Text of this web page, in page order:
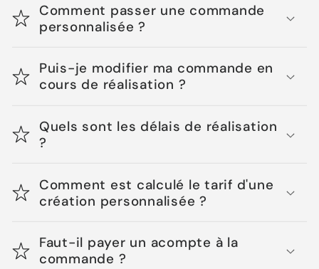
Comment passer une commande
personnalisée ?
Puis-je modifier ma commande en
cours de réalisation ?
Quels sont les délais de réalisation
?
Comment est calculé le tarif d'une
création personnalisée ?
Faut-il payer un acompte à la
commande ?